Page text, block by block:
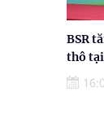
BSR
thô